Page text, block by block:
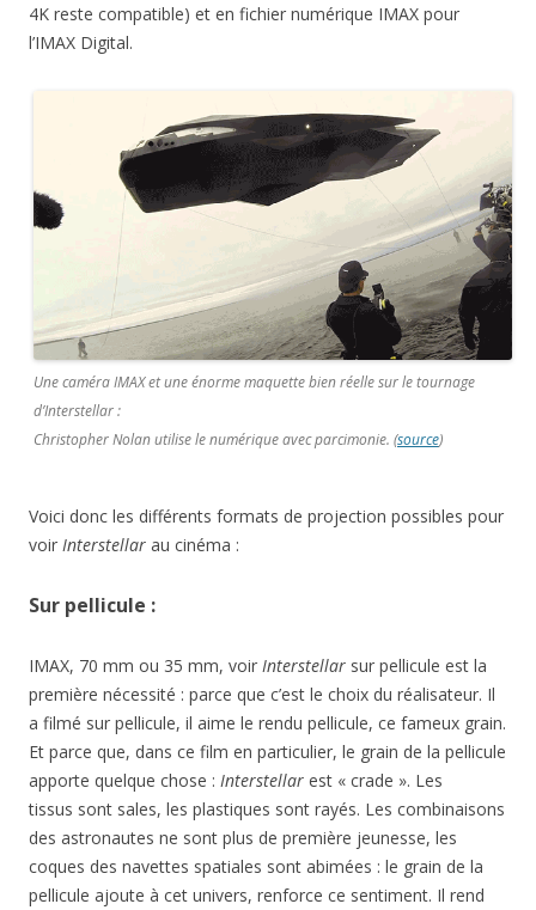
4K reste compatible) et en fichier numérique IMAX pour
l’IMAX Digital.
Une caméra IMAX et une énorme maquette bien réelle sur le tournage
d’Interstellar:
Christopher Nolan utilise le numérique avec parcimonie. (source)
Voici donc les différents formats de projection possibles pour
voir Interstellar au cinéma :
Sur pellicule :
IMAX, 70 mm ou 35 mm, voir Interstellar sur pellicule est la
première nécessité : parce que c’est le choix du réalisateur. Il
a filmé sur pellicule, il aime le rendu pellicule, ce fameux grain.
Et parce que, dans ce film en particulier, le grain de la pellicule
apporte quelque chose : Interstellar est « crade ». Les
tissus sont sales, les plastiques sont rayés. Les combinaisons
des astronautes ne sont plus de première jeunesse, les
coques des navettes spatiales sont abimées : le grain de la
pellicule ajoute à cet univers, renforce ce sentiment. Il rend